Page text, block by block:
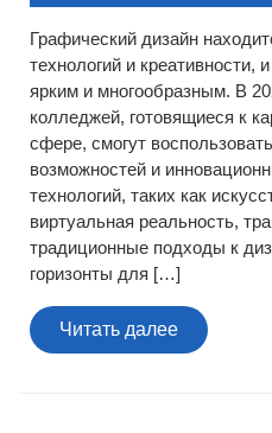
Графический дизайн
технологий и
ярким и многообразным. В
колледжей, готовящиеся к
сфере, смогут
возможностей и
технологий, таких как
виртуальная реальность,
традиционные подходы к
горизонты для […]
Читать далееЧитать
далее